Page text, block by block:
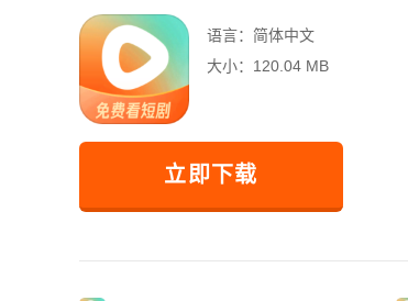
语言： 简体中文
大小： 120.04 MB
立即下载